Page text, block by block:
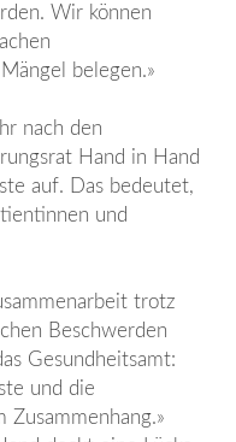
Wir können
belegen.»
nach den
Hand in Hand
auf. Das bedeutet,
und
trotz
Beschwerden
Gesundheitsamt:
und die
Zusammenhang.»